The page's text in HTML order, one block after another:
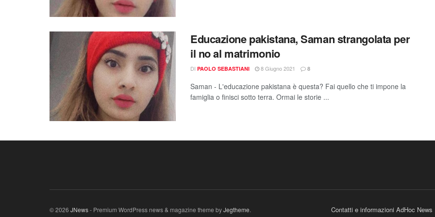
Educazione pakistana, Saman strangolata per
il no al matrimonio
DI PAOLO SEBASTIANI 8 Giugno 2021 8
Saman - L'educazione pakistana è questa? Fai quello che ti impone la
famiglia o finisci sotto terra. Ormai le storie ...
Contatti e informazioni AdHoc News
© 2026 JNews- Premium WordPress news & magazine theme byJegtheme.